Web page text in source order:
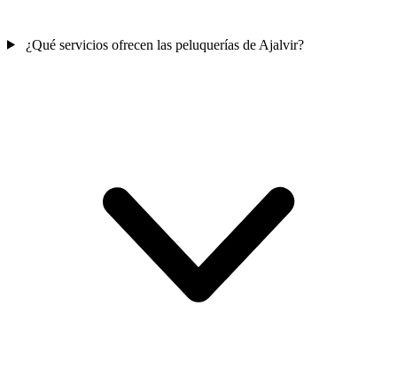
¿Qué servicios ofrecen las peluquerías de Ajalvir?